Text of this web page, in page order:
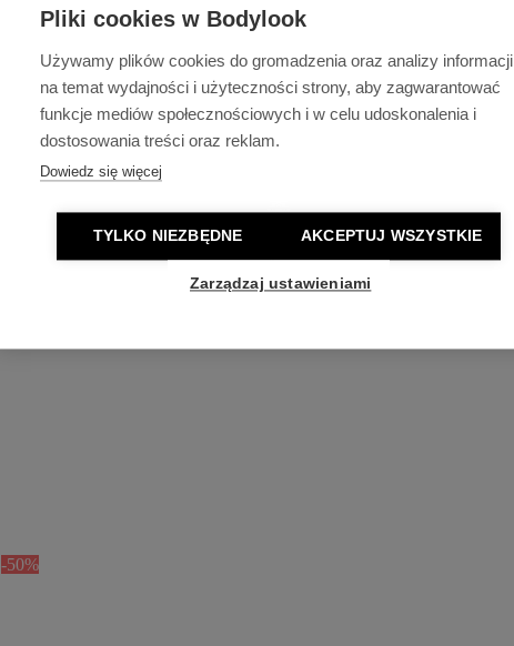
Pliki cookies w Bodylook
Używamy plików cookies do gromadzenia oraz analizy informacji
na temat wydajności i użyteczności strony, aby zagwarantować
funkcje mediów społecznościowych i w celu udoskonalenia i
dostosowania treści oraz reklam.
Dowiedz się więcej
TYLKO NIEZBĘDNE AKCEPTUJ WSZYSTKIE
Zarządzaj ustawieniami
-50%